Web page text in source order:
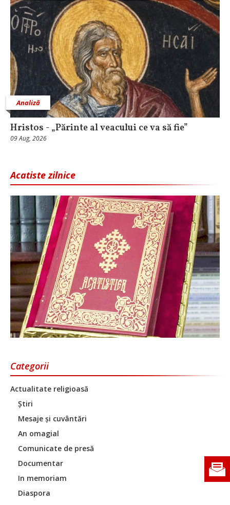
Categorii
Actualitate religioasă
Știri
Mesaje și cuvântări
An omagial
Comunicate de presă
Documentar
In memoriam
Diaspora
Analiză
Hristos - „Părinte al veacului ce va să fie”
09 Aug, 2026
Acatiste zilnice